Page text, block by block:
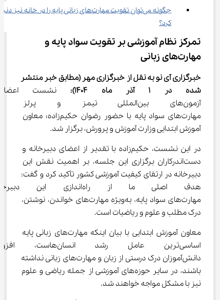
چگونه می‌توان تقویت مهارت‌های زبانی پایه را در خانه نیز
کرد؟
تمرکز نظام آموزشی بر تقویت سواد پایه و
مهارت‌های زبانی
خبرگزاری آی نو به نقل از خبرگزاری مهر (مطابق خبر منتشر
شده در 1 آذر ماه 1404) : نشست اعضای
آزمون‌های بین‌المللی تیمز و
مهارت‌های سواد پایه با حضور رضوان حکیم‌زاده؛ معاون
آموزش ابتدایی وزارت آموزش و پرورش، برگزار شد.
در این نشست، حکیم‌زاده با تقدیر از اعضای دبیرخانه و
دست‌اندرکاران برگزاری این جلسه، بر اهمیت نقش این
دبیرخانه در ارتقای کیفیت آموزشی کشور تأکید کرد و گفت:
هدف اصلی ما از راه‌اندازی
مهارت‌های سواد پایه، به‌ویژه مهارت‌های خواندن، نوشتن،
درک مطلب و علوم و ریاضیات است.
معاون آموزش ابتدایی با بیان اینکه مهارت‌های زبانی پایه
اساسی‌ترین عامل رشد
دانش‌آموزان درک درستی از زبان و مهارت‌های زبانی نداشته
باشند، در سایر حوزه‌های آموزشی از جمله ریاضی و علوم
نیز با مشکل مواجه خواهند شد.